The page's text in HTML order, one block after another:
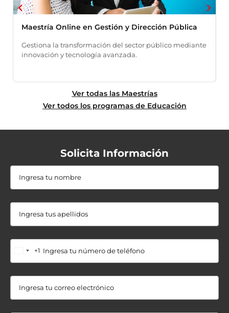
Maestría Online en Gestión y Dirección Pública
Gestiona la transformación del sector público mediante
innovación y tecnología avanzada.
Ver todas las Maestrías
Ver todos los programas de Educación
Solicita Información
+1